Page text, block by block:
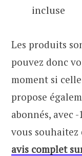
incluse
Les produits
pouvez donc
moment si
propose
abonnés, avec
vous souhaitez
avis complet